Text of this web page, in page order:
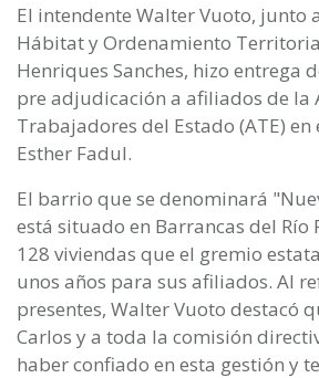
El intendente Walter Vuoto, junto
Hábitat y Ordenamiento
Henriques Sanches, hizo entrega
pre adjudicación a afiliados de la
Trabajadores del Estado (ATE)
Esther Fadul.
El barrio que se denominará
está situado en Barrancas del Río
128 viviendas que el gremio
unos años para sus afiliados. Al
presentes, Walter Vuoto destacó
Carlos y a toda la comisión
haber confiado en esta gestión y